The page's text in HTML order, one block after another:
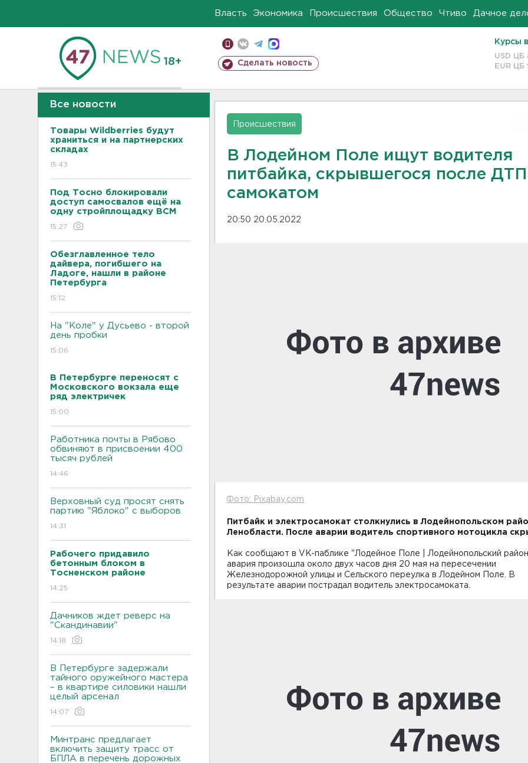
Власть Экономика Происшествия Общество Чтиво Дачное
18+ Сделать новость
Курсы
USD ЦБ
EUR ЦБ
Все новости
Товары Wildberries будут
храниться и на партнерских
складах
15:43
Под Тосно блокировали
доступ самосвалов ещё на
одну стройплощадку ВСМ
15:27
Обезглавленное тело
дайвера, погибшего на
Ладоге, нашли в районе
Петербурга
15:12
На "Коле" у Дусьево - второй
день пробки
15:06
В Петербурге переносят с
Московского вокзала еще
ряд электричек
15:00
Работника почты в Рябово
обвиняют в присвоении 400
тысяч рублей
14:46
Верховный суд просят снять
партию "Яблоко" с выборов
14:31
Рабочего придавило
бетонным блоком в
Тосненском районе
14:25
Дачников ждет реверс на
"Скандинавии"
14:18
В Петербурге задержали
тайного оружейного мастера
– в квартире силовики нашли
целый арсенал
14:07
Минтранс предлагает
включить защиту трасс от
БПЛА в перечень дорожных
Происшествия
В Лодейном Поле ищут водителя
питбайка, скрывшегося после
самокатом
20:50 20.05.2022
Фото: Pixabay.com
Питбайк и электросамокат столкнулись в Лодейнопольском
Ленобласти. После аварии водитель спортивного мотоцикла
Как сообщают в VK-паблике "Лодейное Поле | Лодейнопольский
авария произошла около двух часов дня 20 мая на пересечении
Железнодорожной улицы и Сельского переулка в Лодейном Поле. В
результате аварии пострадал водитель электросамоката.